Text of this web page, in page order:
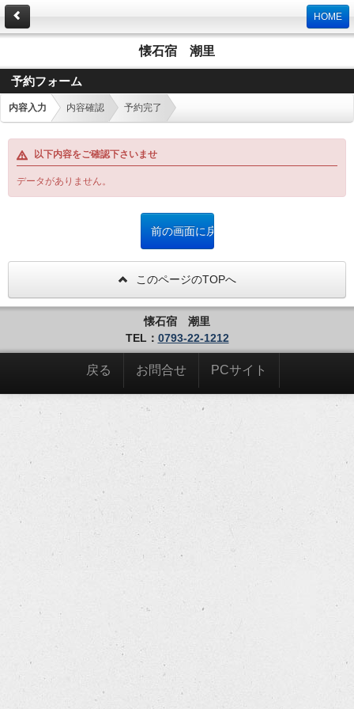
HOME
懐石宿 潮里
予約フォーム
内容入力 内容確認 予約完了
以下内容をご確認下さいませ
データがありません。
このページのTOPへ
懐石宿 潮里
TEL： 0793-22-1212
戻る お問合せ PCサイト